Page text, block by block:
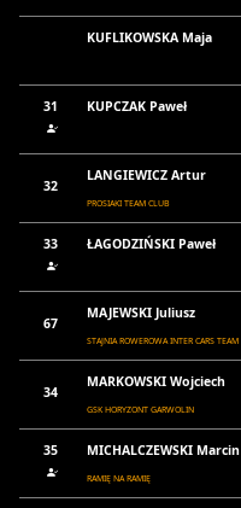
KUFLIKOWSKA Maja
31
KUPCZAK Paweł
32
LANGIEWICZ Artur
PROSIAKI TEAM CLUB
33
ŁAGODZIŃSKI Paweł
67
MAJEWSKI Juliusz
STAJNIA ROWEROWA INTER CARS TEAM
34
MARKOWSKI Wojciech
GSK HORYZONT GARWOLIN
35 MICHALCZEWSKI Marcin
RAMIĘ NA RAMIĘ